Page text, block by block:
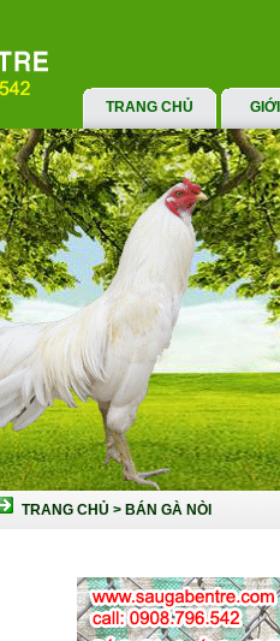
TRANG CHỦ
TRANG CHỦ > BÁN GÀ NÒI